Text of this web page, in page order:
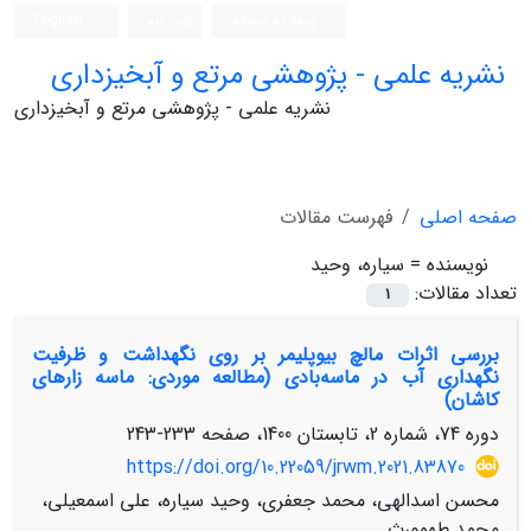
نشریه علمی - پژوهشی مرتع و آبخیزداری
نشریه علمی - پژوهشی مرتع و آبخیزداری
صفحه اصلی
فهرست مقالات
نویسنده = سیاره، وحید
تعداد مقالات:
1
بررسی اثرات مالچ بیوپلیمر بر روی نگهداشت و ظرفیت
نگهداری آب در ماسه‌بادی (مطالعه موردی: ماسه زارهای
کاشان)
دوره 74، شماره 2، تابستان 1400، صفحه
233-243
https://doi.org/10.22059/jrwm.2021.83870
محسن اسدالهی، محمد جعفری، وحید سیاره، علی اسمعیلی،